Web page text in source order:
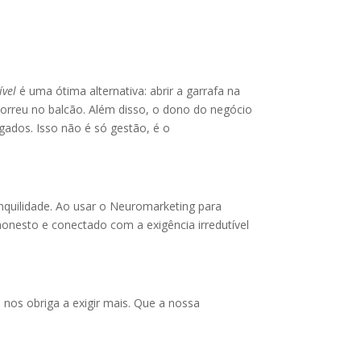
é uma ótima alternativa: abrir a garrafa na
no balcão. Além disso, o dono do negócio
Isso não é só gestão, é o
Ao usar o Neuromarketing para
e conectado com a exigência irredutível
obriga a exigir mais. Que a nossa